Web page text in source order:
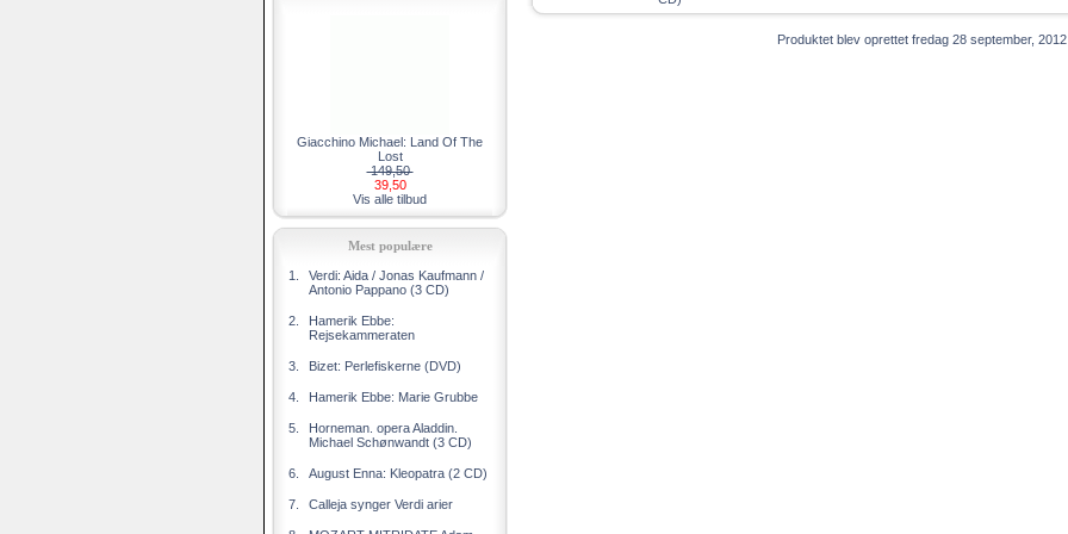
Giacchino Michael: Land Of The
Lost
149,50
39,50
Vis alle tilbud
Mest populære
1.
Verdi: Aida / Jonas Kaufmann /
Antonio Pappano (3 CD)
2.
Hamerik Ebbe:
Rejsekammeraten
3. Bizet: Perlefiskerne (DVD)
4. Hamerik Ebbe: Marie Grubbe
5.
Horneman. opera Aladdin.
Michael Schønwandt (3 CD)
6. August Enna: Kleopatra (2 CD)
7. Calleja synger Verdi arier
Produktet blev oprettet fredag 28 september,